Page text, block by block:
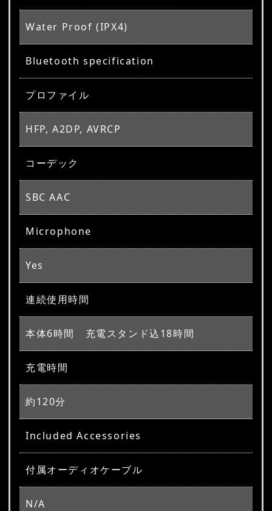
Water Proof (IPX4)
Bluetooth specification
プロファイル
HFP, A2DP, AVRCP
コーデック
SBC AAC
Microphone
Yes
連続使用時間
本体6時間 充電スタンド込18時間
充電時間
約120分
Included Accessories
付属オーディオケーブル
N/A